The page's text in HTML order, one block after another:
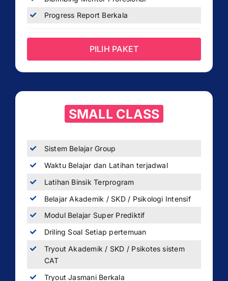
Progress Report Berkala
PILIH PAKET
SMALL CLASS
Sistem Belajar Group
Waktu Belajar dan Latihan terjadwal
Latihan Binsik Terprogram
Belajar Akademik / SKD / Psikologi Intensif
Modul Belajar Super Prediktif
Driling Soal Setiap pertemuan
Tryout Akademik / SKD / Psikotes sistem
CAT
Tryout Jasmani Berkala